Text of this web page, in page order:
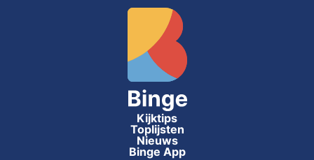
Kijktips
Toplijsten
Nieuws
Binge App